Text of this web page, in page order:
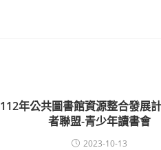
112年公共圖書館資源整合發展
者聯盟-青少年讀書會
2023-10-13